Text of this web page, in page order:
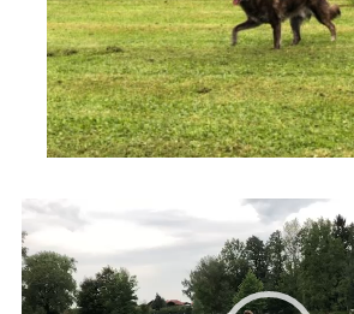
Video-
Player